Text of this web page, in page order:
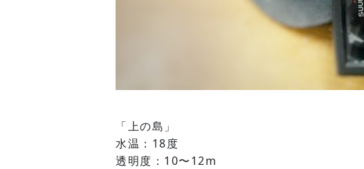
「上の島」
水温：18度
透明度：10〜12m